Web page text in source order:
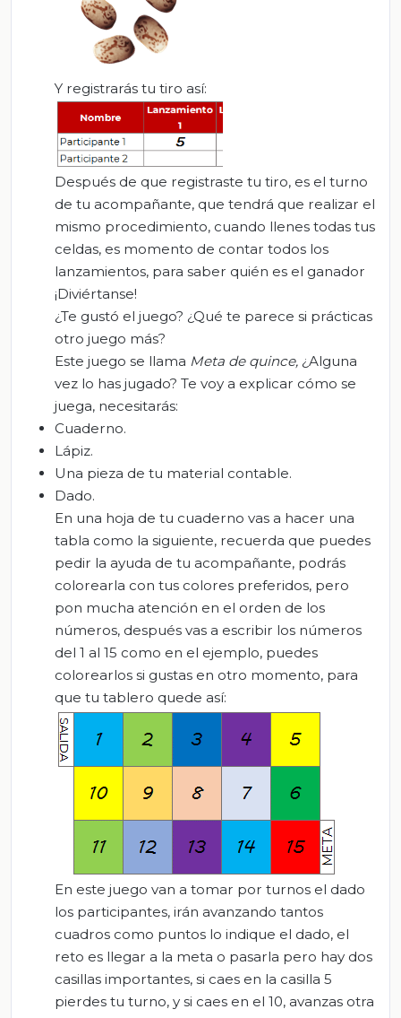
Y registrarás tu tiro así:
Después de que registraste tu tiro, es el turno
de tu acompañante, que tendrá que realizar el
mismo procedimiento, cuando llenes todas tus
celdas, es momento de contar todos los
lanzamientos, para saber quién es el ganador
¡Diviértanse!
¿Te gustó el juego? ¿Qué te parece si prácticas
otro juego más?
Este juego se llama Meta de quince, ¿Alguna
vez lo has jugado? Te voy a explicar cómo se
juega, necesitarás:
Cuaderno.
Lápiz.
Una pieza de tu material contable.
Dado.
En una hoja de tu cuaderno vas a hacer una
tabla como la siguiente, recuerda que puedes
pedir la ayuda de tu acompañante, podrás
colorearla con tus colores preferidos, pero
pon mucha atención en el orden de los
números, después vas a escribir los números
del 1 al 15 como en el ejemplo, puedes
colorearlos si gustas en otro momento, para
que tu tablero quede así:
En este juego van a tomar por turnos el dado
los participantes, irán avanzando tantos
cuadros como puntos lo indique el dado, el
reto es llegar a la meta o pasarla pero hay dos
casillas importantes, si caes en la casilla 5
pierdes tu turno, y si caes en el 10, avanzas otra